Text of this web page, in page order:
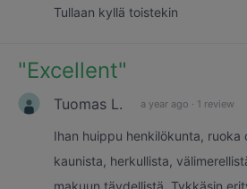
Tullaan kyllä toistekin
"Excellent"
Tuomas L. a year ago · 1 review
Ihan huippu henkilökunta, ruoka
kaunista, herkullista,
makuun täydellistä. Tykkäsin